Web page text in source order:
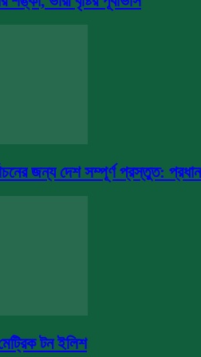
জন্য দেশ সম্পূর্ণ প্রস্তুত: প্রধান
টন ইলিশ